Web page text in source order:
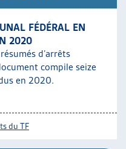
FÉDÉRAL EN
2020
d’arrêts
compile seize
en 2020.
du TF